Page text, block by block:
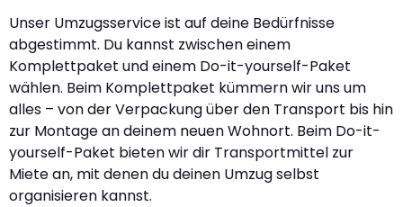
Unser Umzugsservice ist auf deine Bedürfnisse
abgestimmt. Du kannst zwischen einem
Komplettpaket und einem Do-it-yourself-Paket
wählen. Beim Komplettpaket kümmern wir uns um
alles – von der Verpackung über den Transport bis hin
zur Montage an deinem neuen Wohnort. Beim Do-it-
yourself-Paket bieten wir dir Transportmittel zur
Miete an, mit denen du deinen Umzug selbst
organisieren kannst.